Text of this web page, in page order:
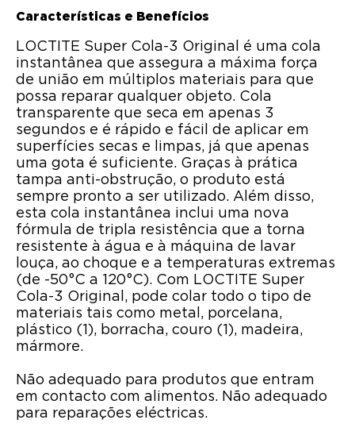
Características e Benefícios
LOCTITE Super Cola-3 Original é uma cola
instantânea que assegura a máxima força
de união em múltiplos materiais para que
possa reparar qualquer objeto. Cola
transparente que seca em apenas 3
segundos e é rápido e fácil de aplicar em
superfícies secas e limpas, já que apenas
uma gota é suficiente. Graças à prática
tampa anti-obstrução, o produto está
sempre pronto a ser utilizado. Além disso,
esta cola instantânea inclui uma nova
fórmula de tripla resistência que a torna
resistente à água e à máquina de lavar
louça, ao choque e a temperaturas extremas
(de -50°C a 120°C). Com LOCTITE Super
Cola-3 Original, pode colar todo o tipo de
materiais tais como metal, porcelana,
plástico (1), borracha, couro (1), madeira,
mármore.
Não adequado para produtos que entram
em contacto com alimentos. Não adequado
para reparações eléctricas.